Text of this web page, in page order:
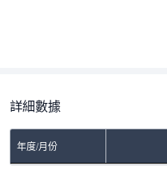
詳細數據
年度/月份